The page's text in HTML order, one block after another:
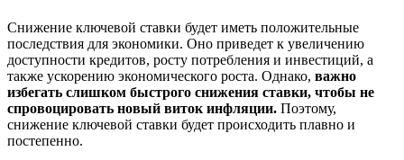
Снижение ключевой ставки будет иметь положительные
последствия для экономики. Оно приведет к увеличению
доступности кредитов, росту потребления и инвестиций, а
также ускорению экономического роста. Однако, важно
избегать слишком быстрого снижения ставки, чтобы не
спровоцировать новый виток инфляции. Поэтому,
снижение ключевой ставки будет происходить плавно и
постепенно.